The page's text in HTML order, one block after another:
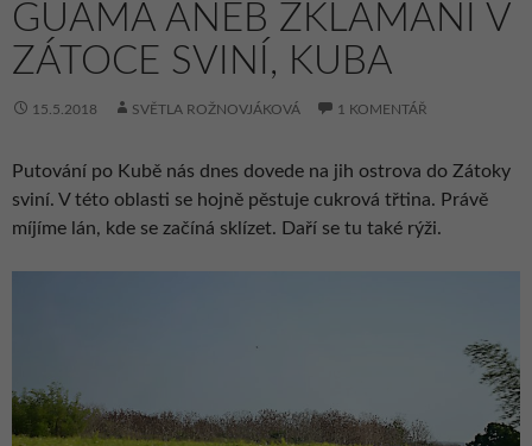
GUAMÁ ANEB ZKLAMÁNÍ V
ZÁTOCE SVINÍ, KUBA
15.5.2018 SVĚTLA ROŽNOVJÁKOVÁ 1 KOMENTÁŘ
Putování po Kubě nás dnes dovede na jih ostrova do Zátoky
sviní. V této oblasti se hojně pěstuje cukrová třtina. Právě
míjíme lán, kde se začíná sklízet. Daří se tu také rýži.